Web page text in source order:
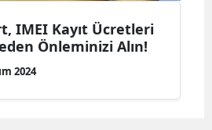
Çankırı
Çorum
IMEI Kayıt Ücretleri
Önleminizi Alın!
2024